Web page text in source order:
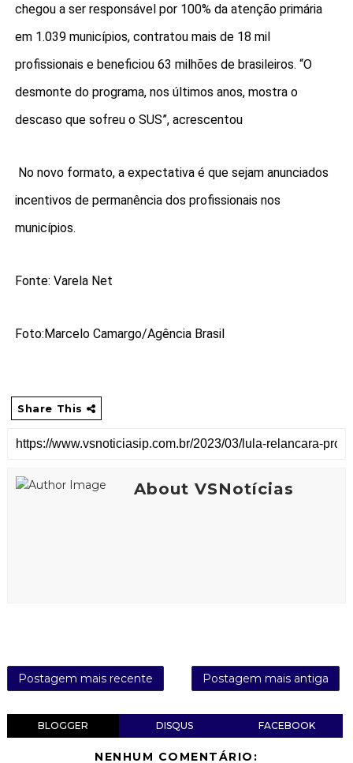
chegou a ser responsável por 100% da atenção primária
em 1.039 municípios, contratou mais de 18 mil
profissionais e beneficiou 63 milhões de brasileiros. “O
desmonte do programa, nos últimos anos, mostra o
descaso que sofreu o SUS”, acrescentou
No novo formato, a expectativa é que sejam anunciados
incentivos de permanência dos profissionais nos
municípios.
Fonte: Varela Net
Foto:Marcelo Camargo/Agência Brasil
Share This
About VSNotícias
Postagem mais recente Postagem mais antiga
BLOGGER DISQUS FACEBOOK
NENHUM COMENTÁRIO: